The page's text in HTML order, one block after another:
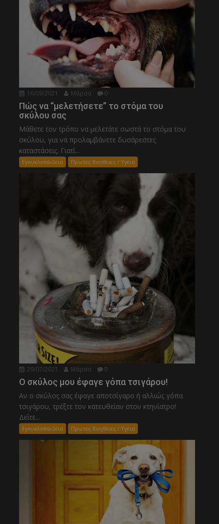
16/09/2021 Μάρσα 0
Πώς να “μελετήσετε” το στόμα του
σκύλου σας
Μάθετε τον τρόπο να μελετάτε σωστά το στόμα του
σκύλου, για να προλαμβάνετε δυσάρεστες
καταστάσεις. Γιατί...
Εγκυκλοπαιδεια Πρωτες Βοηθειες / Υγεια
29/07/2021 Μάρσα 0
Ο σκύλος μου έφαγε γόπα τσιγάρου!
Αν ο σκύλος σας έφαγε αποτσίγαρο ή αλλιώς γόπα
τσιγάρου, τρέξτε τον κατευθείαν στον κτηνίατρο!
Δείτε...
Εγκυκλοπαιδεια Πρωτες Βοηθειες / Υγεια